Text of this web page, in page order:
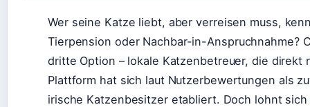
Wer seine Katze liebt, aber verreisen muss,
Tierpension oder Nachbar-in-Anspruchnahme?
dritte Option – lokale Katzenbetreuer, die direkt
Plattform hat sich laut Nutzerbewertungen als
irische Katzenbesitzer etabliert. Doch lohnt